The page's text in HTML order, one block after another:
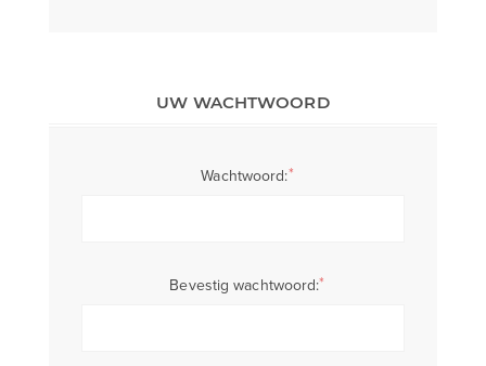
UW WACHTWOORD
Wachtwoord:*
Bevestig wachtwoord:*